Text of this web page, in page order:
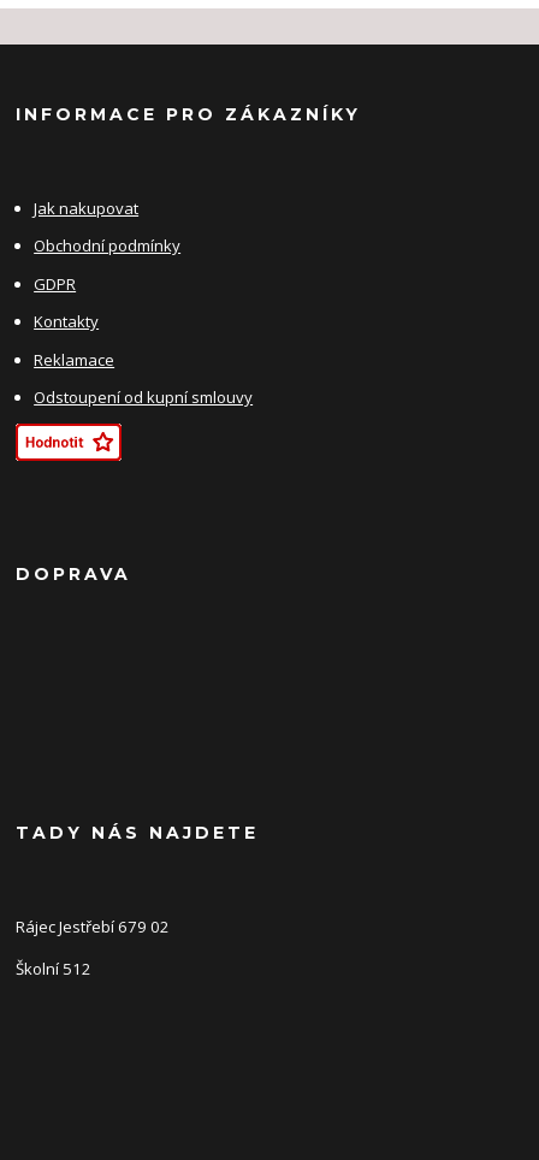
INFORMACE PRO ZÁKAZNÍKY
Jak nakupovat
Obchodní podmínky
GDPR
Kontakty
Reklamace
Odstoupení od kupní smlouvy
DOPRAVA
TADY NÁS NAJDETE
Rájec Jestřebí 679 02
Školní 512